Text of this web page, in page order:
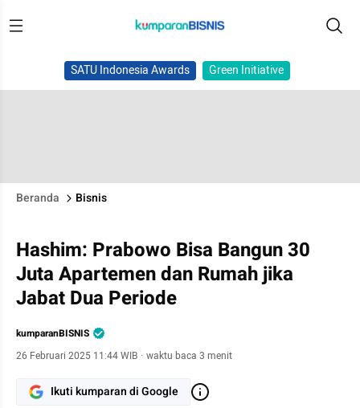
SATU Indonesia Awards Green Initiative
Beranda Bisnis
Hashim: Prabowo Bisa Bangun 30
Juta Apartemen dan Rumah jika
Jabat Dua Periode
kumparanBISNIS
26 Februari 2025 11:44 WIB · waktu baca 3 menit
Ikuti kumparan di Google